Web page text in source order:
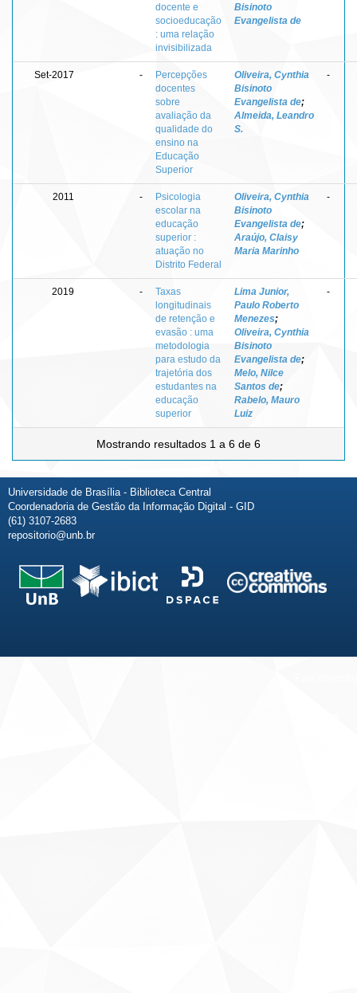
docente e
socioeducação
: uma relação
invisibilizada
Bisinoto
Evangelista de
Set-2017 -
Percepções
docentes
sobre
avaliação da
qualidade do
ensino na
Educação
Superior
Oliveira, Cynthia
Bisinoto
Evangelista de;
Almeida, Leandro
S.
-
2011 -
Psicologia
escolar na
educação
superior :
atuação no
Distrito Federal
Oliveira, Cynthia
Bisinoto
Evangelista de;
Araújo, Claisy
Maria Marinho
-
2019 -
Taxas
longitudinais
de retenção e
evasão : uma
metodologia
para estudo da
trajetória dos
estudantes na
educação
superior
Lima Junior,
Paulo Roberto
Menezes;
Oliveira, Cynthia
Bisinoto
Evangelista de;
Melo, Nilce
Santos de;
Rabelo, Mauro
Luiz
-
Mostrando resultados 1 a 6 de 6
Universidade de Brasília - Biblioteca Central
Coordenadoria de Gestão da Informação Digital - GID
(61) 3107-2683
repositorio@unb.br